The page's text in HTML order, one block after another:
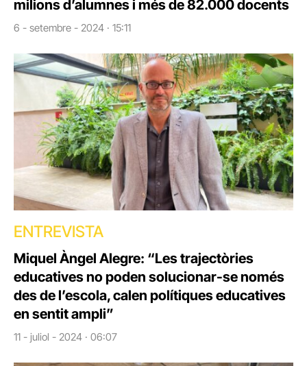
milions d’alumnes i més de 82.000 docents
6 - setembre - 2024 · 15:11
ENTREVISTA
Miquel Àngel Alegre: “Les trajectòries
educatives no poden solucionar-se només
des de l’escola, calen polítiques educatives
en sentit ampli”
11 - juliol - 2024 · 06:07